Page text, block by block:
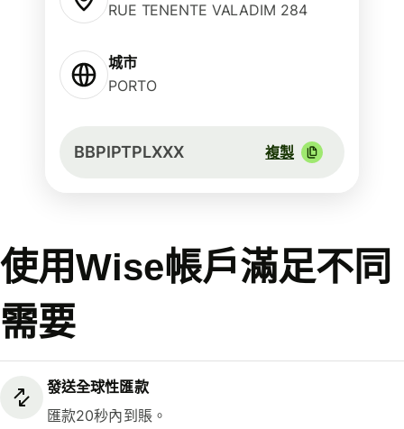
RUE TENENTE VALADIM 284
城市
PORTO
BBPIPTPLXXX 複製
使用Wise帳戶滿足不同
需要
發送全球性匯款
匯款20秒內到賬。